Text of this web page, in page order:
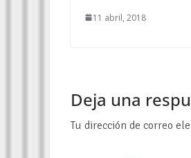
11 abril, 2018
Deja una
Tu dirección de correo